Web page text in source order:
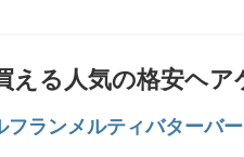
える人気の格安ヘア
フランメルティバターバ